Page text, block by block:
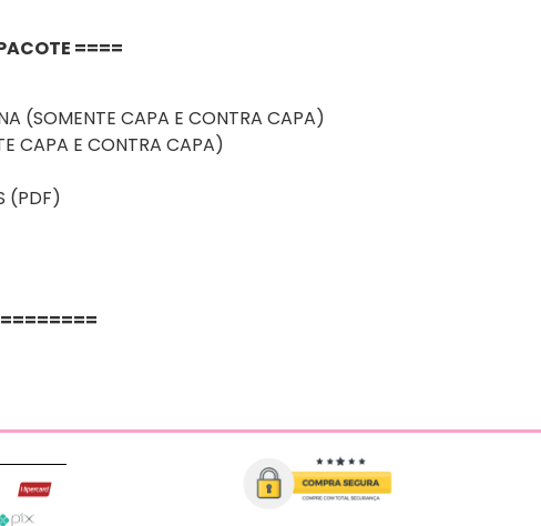
====
(SOMENTE CAPA E CONTRA CAPA)
CAPA E CONTRA CAPA)
(PDF)